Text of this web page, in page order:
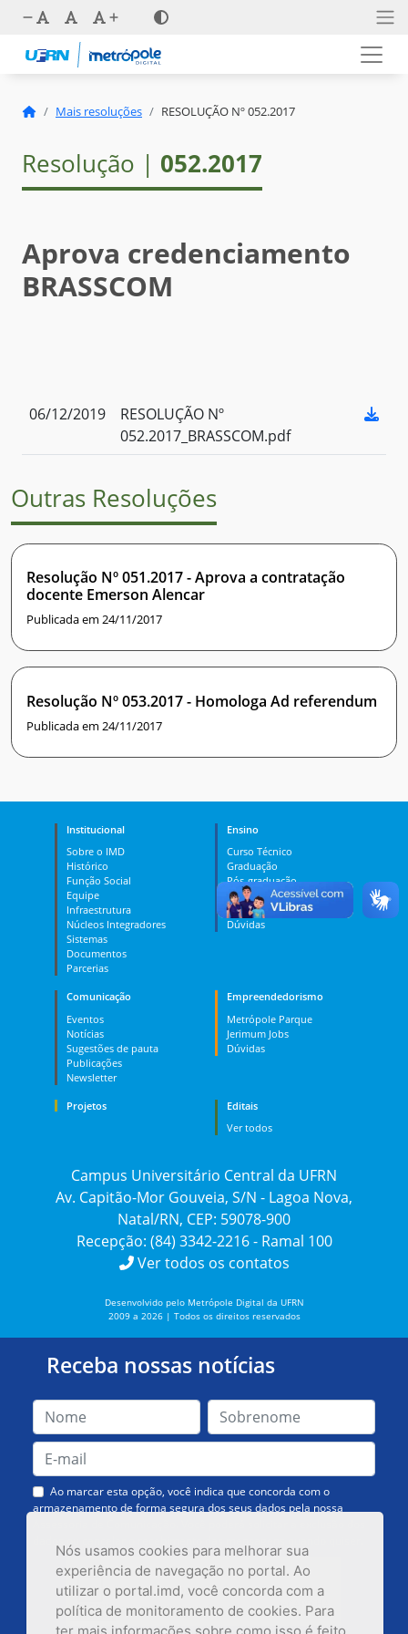
Nós usamos cookies para melhorar sua
experiência de navegação no portal. Ao
utilizar o portal.imd, você concorda com a
política de monitoramento de cookies. Para
Mais resoluções RESOLUÇÃO Nº 052.2017
Resolução | 052.2017
Aprova credenciamento
BRASSCOM
06/12/2019
RESOLUÇÃO Nº
052.2017_BRASSCOM.pdf
Outras Resoluções
Resolução Nº 051.2017 - Aprova a contratação
docente Emerson Alencar
Publicada em 24/11/2017
Resolução Nº 053.2017 - Homologa Ad referendum
Publicada em 24/11/2017
Institucional
Sobre o IMD
Histórico
Função Social
Equipe
Infraestrutura
Núcleos Integradores
Sistemas
Documentos
Parcerias
Ensino
Curso Técnico
Graduação
Pós-graduação
PES
MOOC
Dúvidas
Comunicação
Eventos
Notícias
Sugestões de pauta
Publicações
Newsletter
Empreendedorismo
Metrópole Parque
Jerimum Jobs
Dúvidas
Projetos
Editais
Ver todos
Campus Universitário Central da UFRN
Av. Capitão-Mor Gouveia, S/N - Lagoa Nova,
Natal/RN, CEP: 59078-900
Recepção: (84) 3342-2216 - Ramal 100
Ver todos os contatos
Desenvolvido pelo Metrópole Digital da UFRN
2009 a 2026 | Todos os direitos reservados
Receba nossas notícias
Ao marcar esta opção, você indica que concorda com o
armazenamento de forma segura dos seus dados pela nossa